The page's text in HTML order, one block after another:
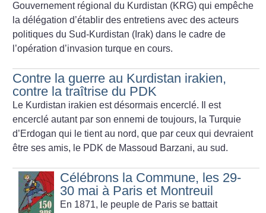
Gouvernement régional du Kurdistan (KRG) qui empêche
la délégation d’établir des entretiens avec des acteurs
politiques du Sud-Kurdistan (Irak) dans le cadre de
l’opération d’invasion turque en cours.
Contre la guerre au Kurdistan irakien,
contre la traîtrise du PDK
Le Kurdistan irakien est désormais encerclé. Il est
encerclé autant par son ennemi de toujours, la Turquie
d’Erdogan qui le tient au nord, que par ceux qui devraient
être ses amis, le PDK de Massoud Barzani, au sud.
Célébrons la Commune, les 29-
30 mai à Paris et Montreuil
En 1871, le peuple de Paris se battait